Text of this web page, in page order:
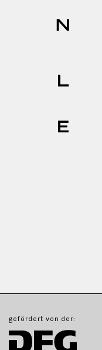
gefördert von der: